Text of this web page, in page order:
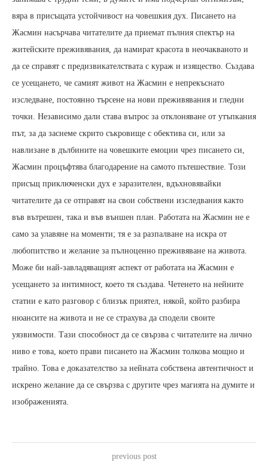
вяра в присъщата устойчивост на човешкия дух. Писането на
Жасмин насърчава читателите да приемат пълния спектър на
житейските преживявания, да намират красота в неочакваното и
да се справят с предизвикателствата с кураж и изящество. Създава
се усещането, че самият живот на Жасмин е непрекъснато
изследване, постоянно търсене на нови преживявания и гледни
точки. Независимо дали става въпрос за отклоняване от утъпкания
път, за да заснеме скрито съкровище с обектива си, или за
навлизане в дълбините на човешките емоции чрез писането си,
Жасмин процъфтява благодарение на самото пътешествие. Този
присъщ приключенски дух е заразителен, вдъхновявайки
читателите да се отправят на свои собствени изследвания както
във вътрешен, така и във външен план. Работата на Жасмин не е
само за улавяне на моменти; тя е за разпалване на искра от
любопитство и желание за пълноценно преживяване на живота.
Може би най-завладяващият аспект от работата на Жасмин е
усещането за интимност, което тя създава. Четенето на нейните
статии е като разговор с близък приятел, някой, който разбира
нюансите на живота и не се страхува да сподели своите
уязвимости. Тази способност да се свързва с читателите на лично
ниво е това, което прави писането на Жасмин толкова мощно и
трайно. Това е доказателство за нейната собствена автентичност и
искрено желание да се свързва с другите чрез магията на думите и
изображенията.
previous post